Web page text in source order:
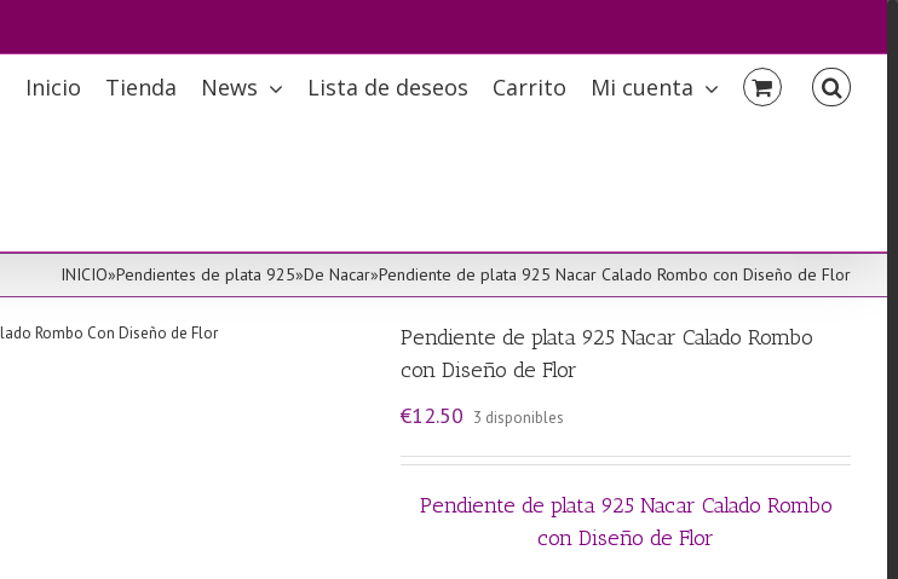
Inicio Tienda News Lista de deseos Carrito Mi cuenta
INICIO»Pendientes de plata 925»De Nacar»Pendiente de plata 925 Nacar Calado Rombo con Diseño de Flor
Pendiente de plata 925 Nacar Calado Rombo
con Diseño de Flor
€12.50 3 disponibles
Pendiente de plata 925 Nacar Calado Rombo
con Diseño de Flor